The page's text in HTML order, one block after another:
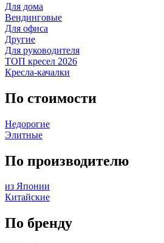
Для дома
Вендинговые
Для офиса
Другие
Для руководителя
ТОП кресел 2026
Кресла-качалки
По стоимости
Недорогие
Элитные
По производителю
из Японии
Китайские
По бренду